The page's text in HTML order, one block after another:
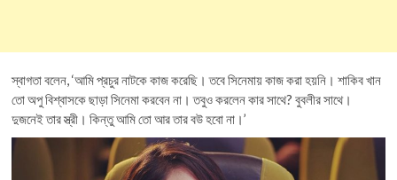
স্বাগতা বলেন, ‘আমি প্রচুর নাটকে কাজ করেছি। তবে সিনেমায় কাজ করা হয়নি। শাকিব খান
তো অপু বিশ্বাসকে ছাড়া সিনেমা করবেন না। তবুও করলেন কার সাথে? বুবলীর সাথে।
দুজনেই তার স্ত্রী। কিন্তু আমি তো আর তার বউ হবো না।’